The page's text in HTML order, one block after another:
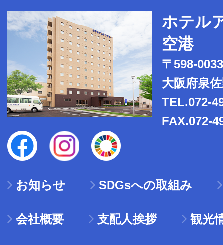
ホテル
空港
〒598-0033
大阪府泉
TEL.072-
FAX.072-
お知らせ SDGsへの取組み
会社概要 支配人挨拶 観光